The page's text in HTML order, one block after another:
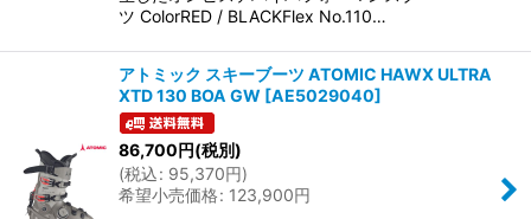
ツ ColorRED / BLACKFlex No.110…
アトミック スキーブーツ ATOMIC HAWX ULTRA
XTD 130 BOA GW [AE5029040]
86,700円(税別)
(税込: 95,370円)
希望小売価格: 123,900円